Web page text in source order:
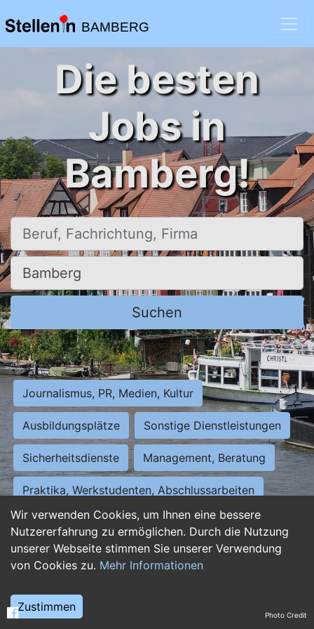
BAMBERG
Wir verwenden Cookies, um Ihnen eine bessere
Nutzererfahrung zu ermöglichen. Durch die Nutzung
unserer Webseite stimmen Sie unserer Verwendung
von Cookies zu. Mehr Informationen
Zustimmen
Die besten
Jobs in
Bamberg!
Beruf, Fachrichtung, Firma
Ort, Stadt
Suchen
Journalismus, PR, Medien, Kultur
Ausbildungsplätze Sonstige Dienstleistungen
Sicherheitsdienste Management, Beratung
Praktika, Werkstudenten, Abschlussarbeiten
Personalwesen Assistenz, Sekretariat
Hilfskräfte, Aushilfs- und Nebenjobs
Weiterbildung, Studium, duale Ausbildung Photo Credit